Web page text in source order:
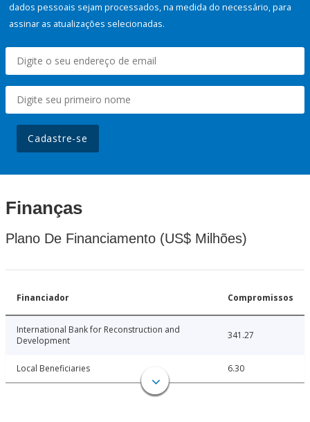
dados pessoais sejam processados, na medida do necessário, para
assinar as atualizações selecionadas.
Cadastre-se
Finanças
Plano De Financiamento (US$ Milhões)
Financiador Compromissos
International Bank for Reconstruction and
Development
341.27
Local Beneficiaries 6.30